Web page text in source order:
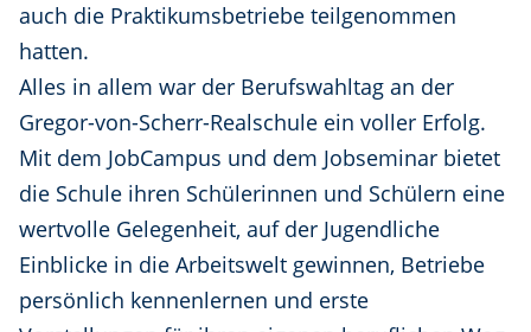
auch die Praktikumsbetriebe teilgenommen
hatten.
Alles in allem war der Berufswahltag an der
Gregor-von-Scherr-Realschule ein voller Erfolg.
Mit dem JobCampus und dem Jobseminar bietet
die Schule ihren Schülerinnen und Schülern eine
wertvolle Gelegenheit, auf der Jugendliche
Einblicke in die Arbeitswelt gewinnen, Betriebe
persönlich kennenlernen und erste